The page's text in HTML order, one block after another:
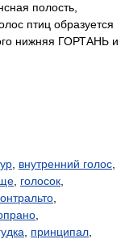
полость,
птиц образуется
нижняя ГОРТАНЬ и
внутренний голос
голосок
принципал